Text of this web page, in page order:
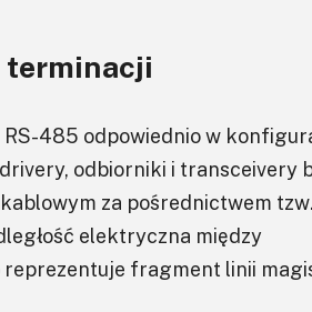
terminacji
RS-485 odpowiednio w
odbiorniki i transceivery
kablowym za pośrednictwem tzw.
elektryczna między
fragment linii